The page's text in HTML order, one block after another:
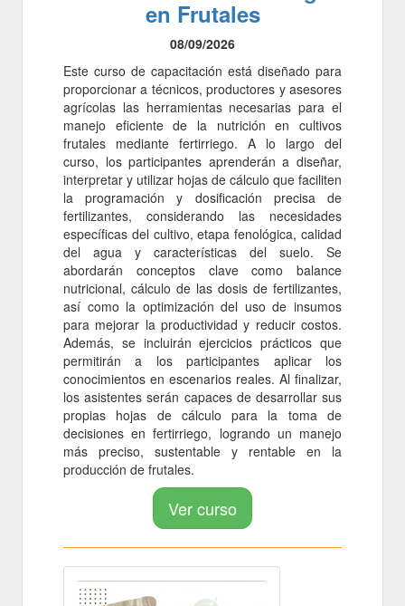
en Frutales
08/09/2026
Este curso de capacitación está diseñado para
proporcionar a técnicos, productores y asesores
agrícolas las herramientas necesarias para el
manejo eficiente de la nutrición en cultivos
frutales mediante fertirriego. A lo largo del
curso, los participantes aprenderán a diseñar,
interpretar y utilizar hojas de cálculo que faciliten
la programación y dosificación precisa de
fertilizantes, considerando las necesidades
específicas del cultivo, etapa fenológica, calidad
del agua y características del suelo. Se
abordarán conceptos clave como balance
nutricional, cálculo de las dosis de fertilizantes,
así como la optimización del uso de insumos
para mejorar la productividad y reducir costos.
Además, se incluirán ejercicios prácticos que
permitirán a los participantes aplicar los
conocimientos en escenarios reales. Al finalizar,
los asistentes serán capaces de desarrollar sus
propias hojas de cálculo para la toma de
decisiones en fertirriego, logrando un manejo
más preciso, sustentable y rentable en la
producción de frutales.
Ver curso